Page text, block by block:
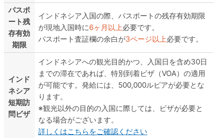
パスポ
ート残
存有効
期限
インドネシア入国の際、パスポートの残存有効期限
が現地入国時に6ヶ月以上必要です。
パスポート査証欄の余白が3ページ以上必要です。
インド
ネシア
短期訪
問ビザ
インドネシアへの観光目的かつ、入国日を含め30日
までの滞在であれば、特別到着ビザ（VOA）の適用
が可能です。発給には、500,000ルピアが必要とな
ります。
観光以外の目的の入国に際しては、ビザが必要と
なる場合がございます。
詳しくはこちらをご確認ください